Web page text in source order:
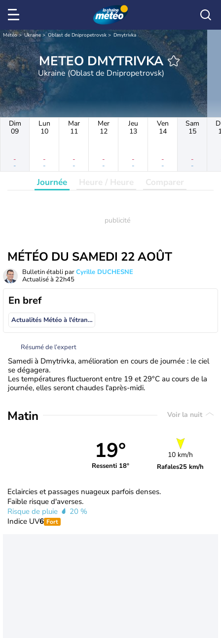
Météo Ukraine Oblast de Dnipropetrovsk Dmytrivka
METEO DMYTRIVKA
Ukraine (Oblast de Dnipropetrovsk)
Dim
09
-
-
Lun
10
-
-
Mar
11
-
-
Mer
12
-
-
Jeu
13
-
-
Ven
14
-
-
Sam
15
-
-
Journée Heure / Heure Comparer
MÉTÉO DU SAMEDI 22 AOÛT
Bulletin établi parCyrille DUCHESNE
Actualisé à 22h45
En bref
Actualités Météo à l'étranger
Résumé de l’expert
Samedi à Dmytrivka, amélioration en cours de journée : le ciel
se dégagera.
Les températures fluctueront entre 19 et 29°C au cours de la
journée, elles seront chaudes l'après-midi.
Matin Voir la nuit
19°
Ressenti 18°
10 km/h
Rafales25 km/h
Eclaircies et passages nuageux parfois denses.
Faible risque d'averses.
Risque de pluie
20 %
Indice UV6 Fort